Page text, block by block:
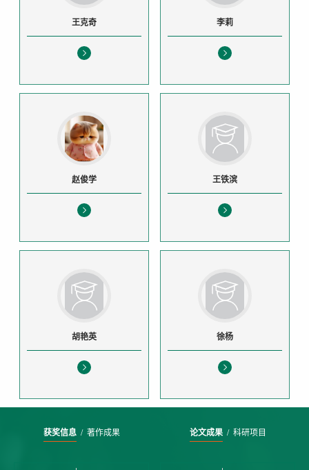
王克奇 李莉
赵俊学 王铁滨
胡艳英 徐杨
获奖信息/ 著作成果 论文成果/ 科研项目